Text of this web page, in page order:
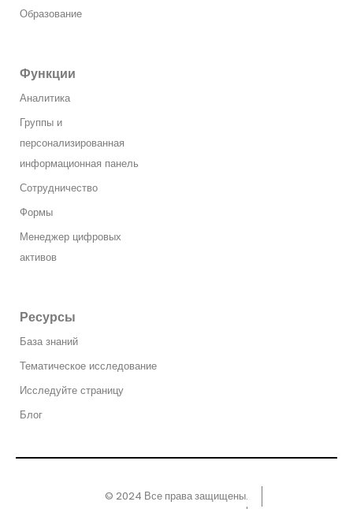
Образование
Функции
Аналитика
Группы и
персонализированная
информационная панель
Сотрудничество
Формы
Менеджер цифровых
активов
Ресурсы
База знаний
Тематическое исследование
Исследуйте страницу
Блог
© 2024 Все права защищены.